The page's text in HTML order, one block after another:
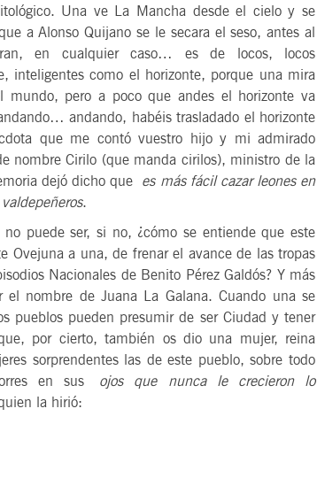
Una ve La Mancha desde el cielo y se
a Alonso Quijano se le secara el seso, antes al
en cualquier caso… es de locos, locos
inteligentes como el horizonte, porque una mira
pero a poco que andes el horizonte va
andando, habéis trasladado el horizonte
que me contó vuestro hijo y mi admirado
nombre Cirilo (que manda cirilos), ministro de la
dejó dicho que es más fácil cazar leones en
.
ser, si no, ¿cómo se entiende que este
Ovejuna a una, de frenar el avance de las tropas
Nacionales de Benito Pérez Galdós? Y más
nombre de Juana La Galana. Cuando una se
pueblos pueden presumir de ser Ciudad y tener
por cierto, también os dio una mujer, reina
sorprendentes las de este pueblo, sobre todo
en sus ojos que nunca le crecieron lo
la hirió: